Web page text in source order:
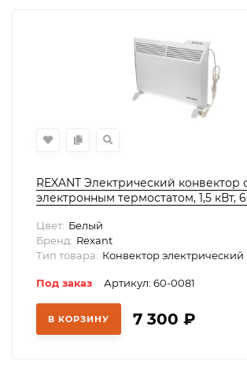
REXANT Электрический конвектор
электронным термостатом, 1,5 кВт,
Цвет: Белый
Бренд: Rexant
Тип товара: Конвектор электрический
Под заказ Артикул: 60-0081
В КОРЗИНУ 7 300 ₽